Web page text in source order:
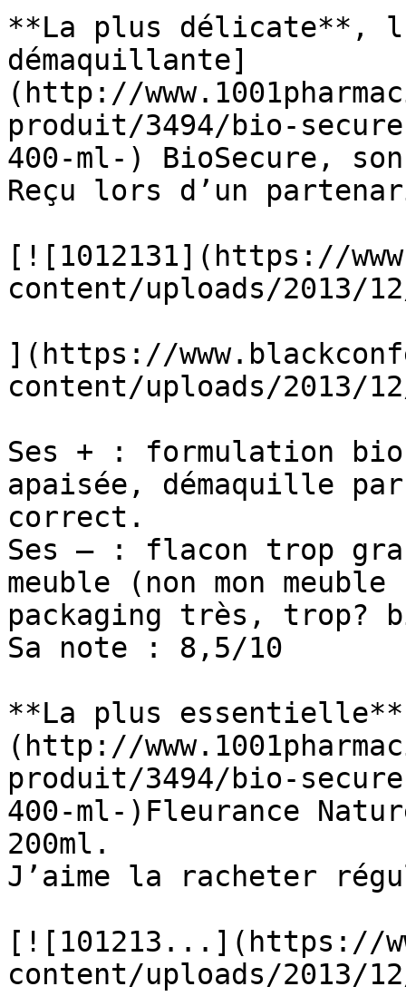
**La plus délicate**,
démaquillante]
(http://
produit/3494/bio-
400-ml-) BioSecure,
Reçu lors d’un
[![1012131](https://
content/uploads/2013/
](https://
content/uploads/2013/
Ses + : formulation
apaisée, démaquille
correct.
Ses – : flacon trop
meuble (non mon
packaging très, trop?
Sa note : 8,5/10
**La plus
(http://
produit/3494/bio-
400-ml-)Fleurance
200ml.
J’aime la racheter
[![101213...](https://
content/uploads/2013/